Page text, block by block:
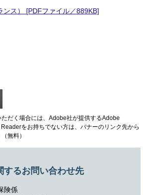
ンス） [PDFファイル／889KB]
だく場合には、Adobe社が提供するAdobe
をお持ちでない方は、バナーのリンク先から
無料）
するお問い合わせ先
険係